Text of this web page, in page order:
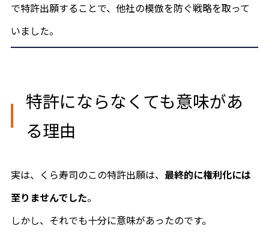
で特許出願することで、他社の模倣を防ぐ戦略を取って
いました。
特許にならなくても意味があ
る理由
実は、くら寿司のこの特許出願は、 最終的に権利化には
至りませんでした。
しかし、それでも十分に意味があったのです。